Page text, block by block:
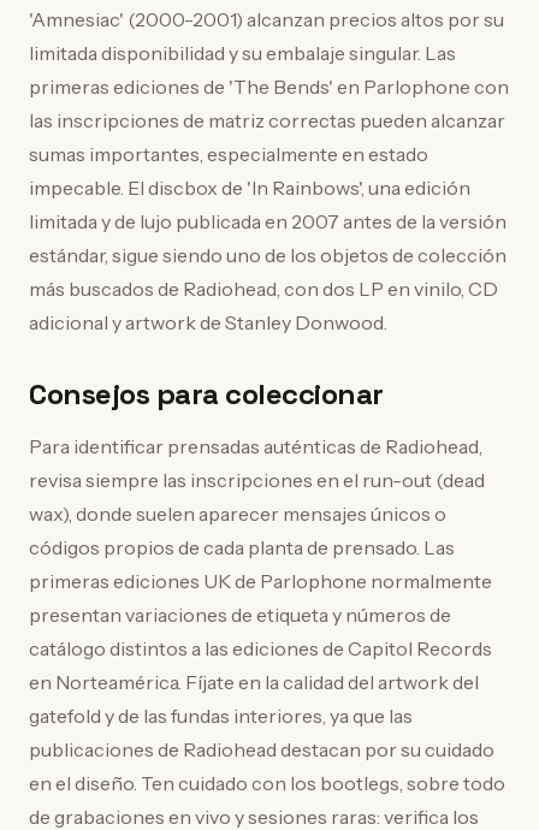
'Amnesiac' (2000-2001) alcanzan precios altos por su
limitada disponibilidad y su embalaje singular. Las
primeras ediciones de 'The Bends' en Parlophone con
las inscripciones de matriz correctas pueden alcanzar
sumas importantes, especialmente en estado
impecable. El discbox de 'In Rainbows', una edición
limitada y de lujo publicada en 2007 antes de la versión
estándar, sigue siendo uno de los objetos de colección
más buscados de Radiohead, con dos LP en vinilo, CD
adicional y artwork de Stanley Donwood.
Consejos para coleccionar
Para identificar prensadas auténticas de Radiohead,
revisa siempre las inscripciones en el run-out (dead
wax), donde suelen aparecer mensajes únicos o
códigos propios de cada planta de prensado. Las
primeras ediciones UK de Parlophone normalmente
presentan variaciones de etiqueta y números de
catálogo distintos a las ediciones de Capitol Records
en Norteamérica. Fíjate en la calidad del artwork del
gatefold y de las fundas interiores, ya que las
publicaciones de Radiohead destacan por su cuidado
en el diseño. Ten cuidado con los bootlegs, sobre todo
de grabaciones en vivo y sesiones raras: verifica los